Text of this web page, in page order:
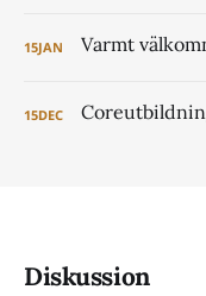
15JAN
15DEC
Diskussion